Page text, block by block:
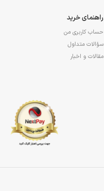
راهنمای خرید
حساب کاربری من
سؤالات متداول
مقالات و اخبار